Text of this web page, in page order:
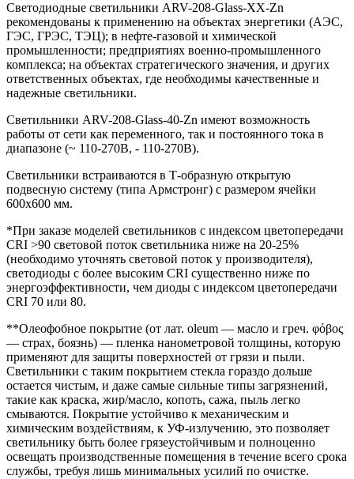
Светодиодные светильники ARV-208-Glass-ХХ-Zn
рекомендованы к применению на объектах энергетики (АЭС,
ГЭС, ГРЭС, ТЭЦ); в нефте-газовой и химической
промышленности; предприятиях военно-промышленного
комплекса; на объектах стратегического значения, и других
ответственных объектах, где необходимы качественные и
надежные светильники.
Светильники ARV-208-Glass-40-Zn имеют возможность
работы от сети как переменного, так и постоянного тока в
диапазоне (~ 110-270В, - 110-270В).
Светильники встраиваются в Т-образную открытую
подвесную систему (типа Армстронг) с размером ячейки
600х600 мм.
*При заказе моделей светильников с индексом цветопередачи
CRI >90 световой поток светильника ниже на 20-25%
(необходимо уточнять световой поток у производителя),
светодиоды с более высоким CRI существенно ниже по
энергоэффективности, чем диоды с индексом цветопередачи
CRI 70 или 80.
**Олеофобное покрытие (от лат. oleum — масло и греч. φόβος
— страх, боязнь) — пленка нанометровой толщины, которую
применяют для защиты поверхностей от грязи и пыли.
Светильники с таким покрытием стекла гораздо дольше
остается чистым, и даже самые сильные типы загрязнений,
такие как краска, жир/масло, копоть, сажа, пыль легко
смываются. Покрытие устойчиво к механическим и
химическим воздействиям, к УФ-излучению, это позволяет
светильнику быть более грязеустойчивым и полноценно
освещать производственные помещения в течение всего срока
службы, требуя лишь минимальных усилий по очистке.